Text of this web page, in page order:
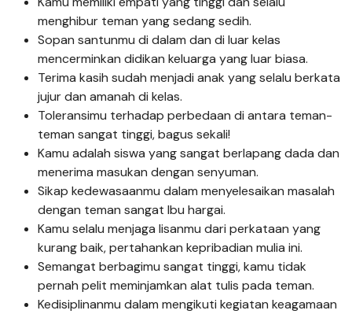
menghibur teman yang sedang sedih.
Sopan santunmu di dalam dan di luar kelas
mencerminkan didikan keluarga yang luar biasa.
Terima kasih sudah menjadi anak yang selalu berkata
jujur dan amanah di kelas.
Toleransimu terhadap perbedaan di antara teman-
teman sangat tinggi, bagus sekali!
Kamu adalah siswa yang sangat berlapang dada dan
menerima masukan dengan senyuman.
Sikap kedewasaanmu dalam menyelesaikan masalah
dengan teman sangat Ibu hargai.
Kamu selalu menjaga lisanmu dari perkataan yang
kurang baik, pertahankan kepribadian mulia ini.
Semangat berbagimu sangat tinggi, kamu tidak
pernah pelit meminjamkan alat tulis pada teman.
Kedisiplinanmu dalam mengikuti kegiatan keagamaan